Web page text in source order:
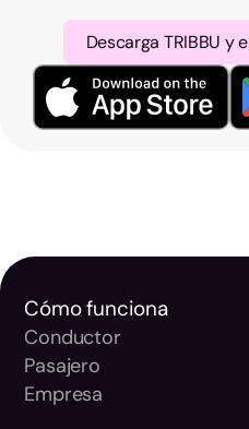
Descarga TRIBBU y
Cómo funciona
Conductor
Pasajero
Empresa